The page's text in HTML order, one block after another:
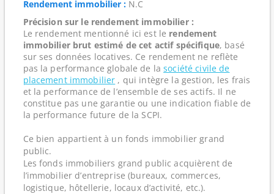
Rendement immobilier :N.C
Précision sur le rendement immobilier :
Le rendement mentionné ici est le rendement
immobilier brut estimé de cet actif spécifique, basé
sur ses données locatives. Ce rendement ne reflète
pas la performance globale de lasociété civile de
placement immobilier , qui intègre la gestion, les frais
et la performance de l’ensemble de ses actifs. Il ne
constitue pas une garantie ou une indication fiable de
la performance future de la SCPI.
Ce bien appartient à un fonds immobilier grand
public.
Les fonds immobiliers grand public acquièrent de
l’immobilier d’entreprise (bureaux, commerces,
logistique, hôtellerie, locaux d’activité, etc.).